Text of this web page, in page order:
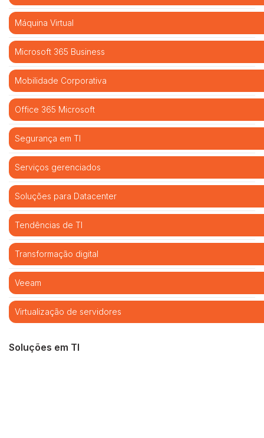
Máquina Virtual
Microsoft 365 Business
Mobilidade Corporativa
Office 365 Microsoft
Segurança em TI
Serviços gerenciados
Soluções para Datacenter
Tendências de TI
Transformação digital
Veeam
Virtualização de servidores
Soluções em TI